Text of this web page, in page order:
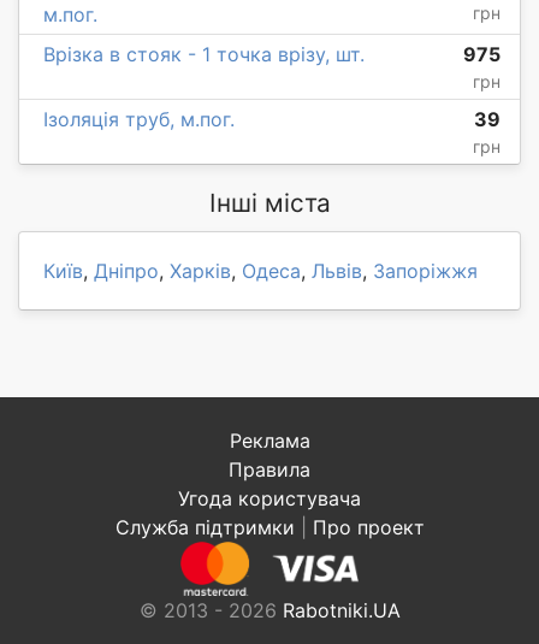
м.пог.
грн
Врізка в стояк - 1 точка врізу, шт. 975
грн
Ізоляція труб, м.пог. 39
грн
Інші міста
Київ, Дніпро, Харків, Одеса, Львів, Запоріжжя
Реклама
Правила
Угода користувача
Служба підтримки
Про проект
© 2013 - 2026 Rabotniki.UA